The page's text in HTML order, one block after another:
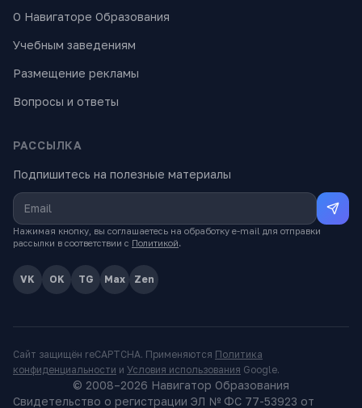
О Навигаторе Образования
Учебным заведениям
Размещение рекламы
Вопросы и ответы
РАССЫЛКА
Подпишитесь на полезные материалы
Нажимая кнопку, вы соглашаетесь на обработку e-mail для отправки
рассылки в соответствии с Политикой.
VK OK TG Max Zen
Сайт защищён reCAPTCHA. Применяются Политика
конфиденциальности и Условия использования Google.
© 2008–2026 Навигатор Образования
Свидетельство о регистрации ЭЛ № ФС 77-53923 от